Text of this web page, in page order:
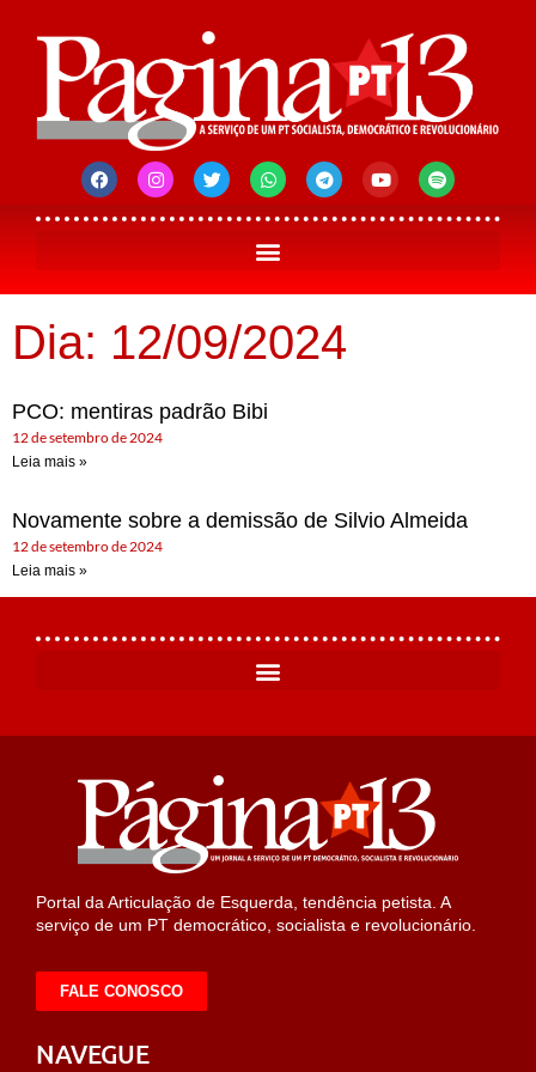
Dia: 12/09/2024
PCO: mentiras padrão Bibi
12 de setembro de 2024
Leia mais »
Novamente sobre a demissão de Silvio Almeida
12 de setembro de 2024
Leia mais »
Portal da Articulação de Esquerda, tendência petista. A
serviço de um PT democrático, socialista e revolucionário.
FALE CONOSCO
NAVEGUE